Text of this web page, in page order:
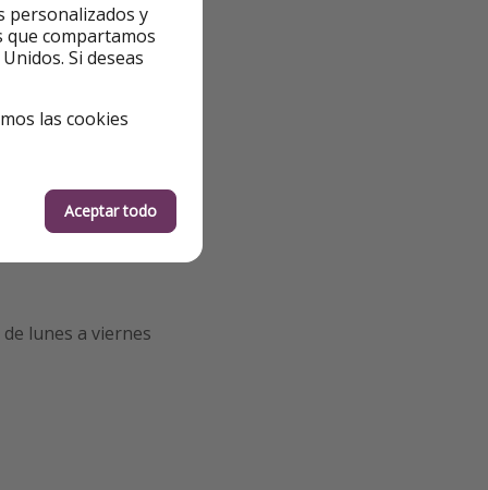
de lunes a viernes
personalizados y
que compartamos
Si deseas
las cookies
Aceptar todo